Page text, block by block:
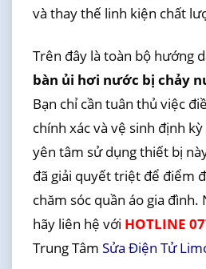
và thay thế linh kiện chất
Trên đây là toàn bộ hướng
bàn ủi hơi nước bị chảy
Bạn chỉ cần tuân thủ việc
chính xác và vệ sinh định
yên tâm sử dụng thiết bị
đã giải quyết triệt để điểm
chăm sóc quần áo gia đình.
hãy liên hệ với HOTLINE
Trung Tâm Sửa Điện Tử